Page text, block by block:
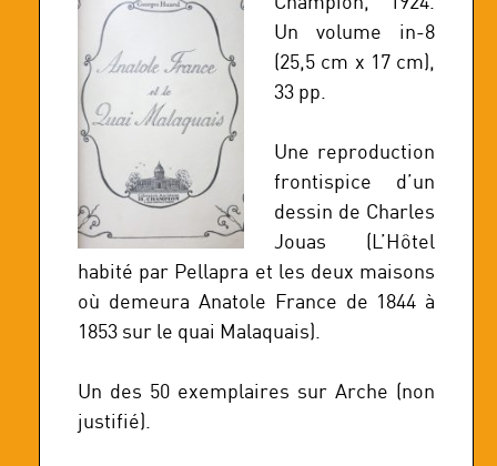
Un volume in-8
(25,5 cm x 17 cm),
33 pp.
Une reproduction
frontispice d’un
dessin de Charles
Jouas (L’Hôtel
habité par Pellapra et les deux maisons
où demeura Anatole France de 1844 à
1853 sur le quai Malaquais).
Un des 50 exemplaires sur Arche (non
justifié).